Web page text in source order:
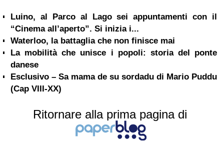
Luino, al Parco al Lago sei appuntamenti con il
“Cinema all’aperto”. Si inizia i...
Waterloo, la battaglia che non finisce mai
La mobilità che unisce i popoli: storia del ponte
danese
Esclusivo – Sa mama de su sordadu di Mario Puddu
(Cap VIII-XX)
Ritornare alla prima pagina di